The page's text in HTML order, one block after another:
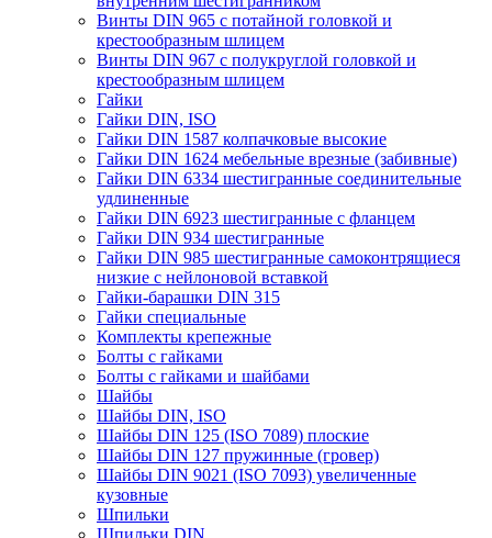
Винты DIN 965 с потайной головкой и
крестообразным шлицем
Винты DIN 967 с полукруглой головкой и
крестообразным шлицем
Гайки
Гайки DIN, ISO
Гайки DIN 1587 колпачковые высокие
Гайки DIN 1624 мебельные врезные (забивные)
Гайки DIN 6334 шестигранные соединительные
удлиненные
Гайки DIN 6923 шестигранные с фланцем
Гайки DIN 934 шестигранные
Гайки DIN 985 шестигранные самоконтрящиеся
низкие с нейлоновой вставкой
Гайки-барашки DIN 315
Гайки специальные
Комплекты крепежные
Болты с гайками
Болты с гайками и шайбами
Шайбы
Шайбы DIN, ISO
Шайбы DIN 125 (ISO 7089) плоские
Шайбы DIN 127 пружинные (гровер)
Шайбы DIN 9021 (ISO 7093) увеличенные
кузовные
Шпильки
Шпильки DIN